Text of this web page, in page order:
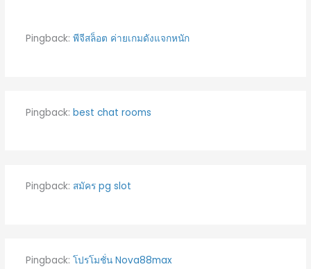
Pingback: พีจีสล็อต ค่ายเกมดังแจกหนัก
Pingback: best chat rooms
Pingback: สมัคร pg slot
Pingback: โปรโมชั่น Nova88max